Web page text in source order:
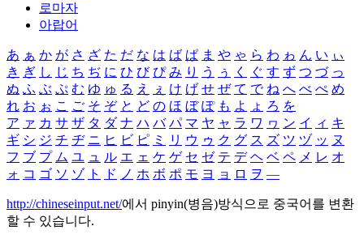
로마자
아랍어
あ ぁ か が さ ざ た だ な は ば ぱ ま や ゃ ら わ ゎ ん い ぃ
き ぎ し じ ち ぢ に ひ び ぴ み り う ぅ く ぐ す ず つ づ っ
ぬ ふ ぶ ぷ む ゆ ゅ る え ぇ け げ せ ぜ て で ね へ べ ぺ め
れ お ぉ こ ご そ ぞ と ど の ほ ぼ ぽ も よ ょ ろ を
ア ァ カ サ ザ タ ダ ナ ハ バ パ マ ヤ ャ ラ ワ ヮ ン イ ィ キ
ギ シ ジ チ ヂ ニ ヒ ビ ピ ミ リ ウ ゥ ク グ ス ズ ツ ヅ ッ ヌ
フ ブ プ ム ユ ュ ル エ ェ ケ ゲ セ ゼ テ デ ヘ ベ ペ メ レ オ
ォ コ ゴ ソ ゾ ト ド ノ ホ ボ ポ モ ヨ ョ ロ ヲ ―
http://chineseinput.net/에서 pinyin(병음)방식으로 중국어를 변환
할 수 있습니다.